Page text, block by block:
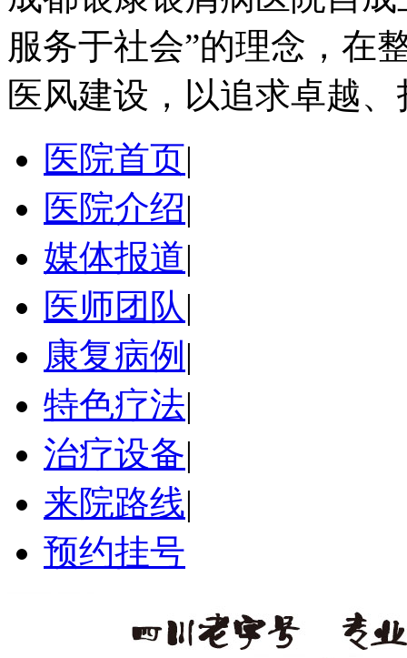
服务于社会”的理念，在
医风建设，以追求卓越
医院首页|
医院介绍|
媒体报道|
医师团队|
康复病例 |
特色疗法|
治疗设备|
来院路线|
预约挂号